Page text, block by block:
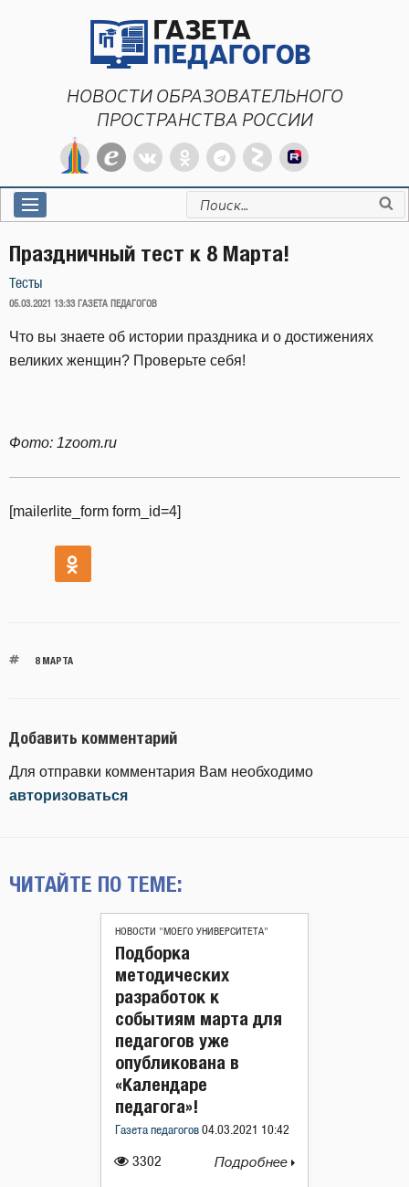
НОВОСТИ ОБРАЗОВАТЕЛЬНОГО
ПРОСТРАНСТВА РОССИИ
Искать:
Праздничный тест к 8 Марта!
Тесты
ОПУБЛИКОВАНО
05.03.2021 13:33 ГАЗЕТА ПЕДАГОГОВ
Что вы знаете об истории праздника и о достижениях
великих женщин? Проверьте себя!
Фото: 1zoom.ru
[mailerlite_form form_id=4]
8 МАРТА
Добавить комментарий
Для отправки комментария Вам необходимо
авторизоваться
ЧИТАЙТЕ ПО ТЕМЕ:
НОВОСТИ "МОЕГО УНИВЕРСИТЕТА"
3302
Подборка
методических
разработок к
событиям марта для
педагогов уже
опубликована в
«Календаре
педагога»!
Газета педагогов 04.03.2021 10:42
Подробнее